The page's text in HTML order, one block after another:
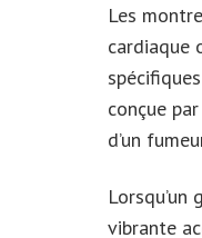
Les
cardiaque
conçue
d’un
vibrante